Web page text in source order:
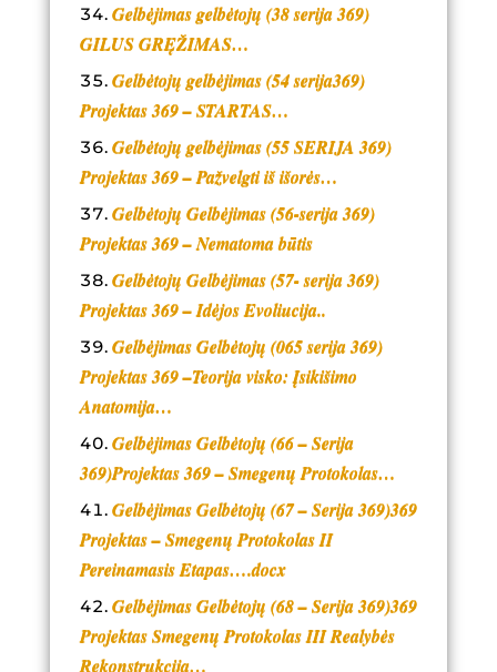
Gelbėjimas gelbėtojų (38 serija 369)
GILUS GRĘŽIMAS…
Gelbėtojų gelbėjimas (54 serija369)
Projektas 369 – STARTAS…
Gelbėtojų gelbėjimas (55 SERIJA 369)
Projektas 369 – Pažvelgti iš išorės…
Gelbėtojų Gelbėjimas (56-serija 369)
Projektas 369 – Nematoma būtis
Gelbėtojų Gelbėjimas (57- serija 369)
Projektas 369 – Idėjos Evoliucija..
Gelbėjimas Gelbėtojų (065 serija 369)
Projektas 369 –Teorija visko: Įsikišimo
Anatomija…
Gelbėjimas Gelbėtojų (66 – Serija
369)Projektas 369 – Smegenų Protokolas…
Gelbėjimas Gelbėtojų (67 – Serija 369)369
Projektas – Smegenų Protokolas II
Pereinamasis Etapas….docx
Gelbėjimas Gelbėtojų (68 – Serija 369)369
Projektas Smegenų Protokolas III Realybės
Rekonstrukcija…